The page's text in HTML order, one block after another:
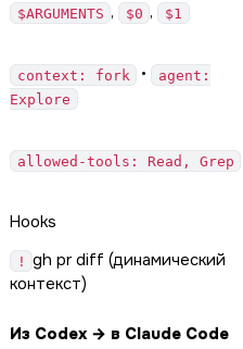
$ARGUMENTS , $0 , $1
context: fork •
agent:
Explore
allowed-tools: Read, Grep
Hooks
!
gh pr diff (динамический
контекст)
Из Codex → в Claude Code